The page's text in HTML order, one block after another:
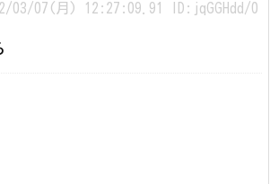
03/07(月) 12:27:09.91 ID:jqGGHdd/0